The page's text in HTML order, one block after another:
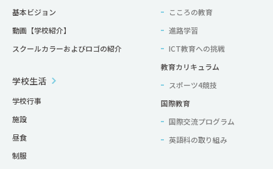
基本ビジョン
動画【学校紹介】
スクールカラーおよびロゴの紹介
こころの教育
進路学習
ICT教育への挑戦
教育カリキュラム
スポーツ4競技
国際教育
国際交流プログラム
英語科の取り組み
学校生活
学校行事
施設
昼食
制服